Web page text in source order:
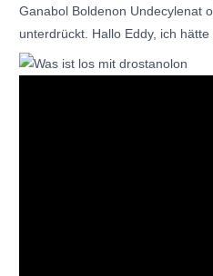
Ganabol Boldenon Undecylenat
unterdrückt. Hallo Eddy, ich hätte